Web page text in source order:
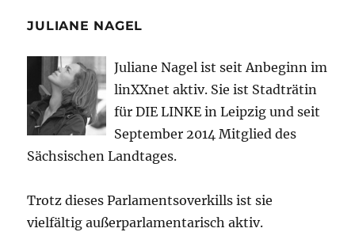
JULIANE NAGEL
Juliane Nagel ist seitAnbeginn im
linXXnet aktiv. Sie ist Stadträtin
für DIE LINKE in Leipzig und seit
September 2014 Mitglied des
Sächsischen Landtages.
Trotz dieses Parlamentsoverkills ist sie
vielfältig außerparlamentarisch aktiv.